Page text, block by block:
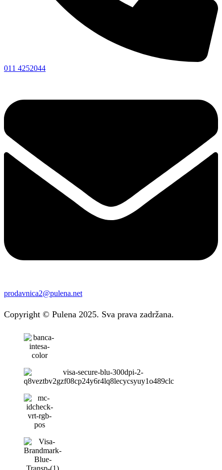
011 4252044
prodavnica2@pulena.net
Copyright © Pulena 2025. Sva prava zadržana.